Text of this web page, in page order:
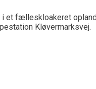
fælleskloakeret
Kløvermarksvej.